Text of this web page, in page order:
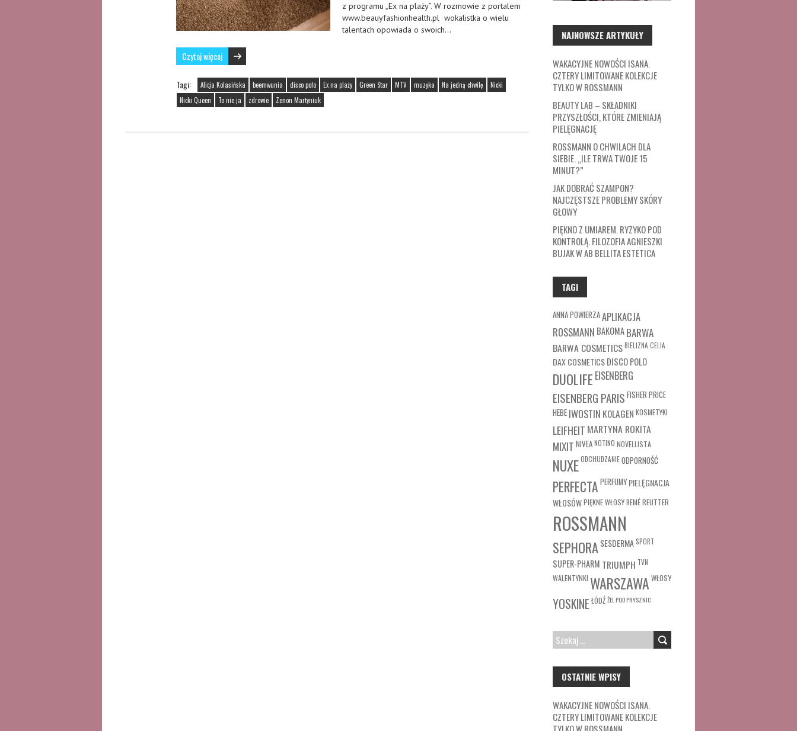
z programu „Ex na plaży”. W rozmowie z portalem
www.beauyfashionhealth.pl wokalistka o wielu
talentach opowiada o swoich…
Czytaj więcej
Tagi: Alicja Kolasińska beemwunia disco polo Ex na plaży Green Star MTV muzyka Na jedną chwilę
Nicki
Nicki Queen
To nie ja zdrowie Zenon Martyniuk
NAJNOWSZE ARTYKUŁY
WAKACYJNE NOWOŚCI ISANA.
CZTERY LIMITOWANE KOLEKCJE
TYLKO W ROSSMANN
BEAUTY LAB – SKŁADNIKI
PRZYSZŁOŚCI, KTÓRE ZMIENIAJĄ
PIELĘGNACJĘ
ROSSMANN O CHWILACH DLA
SIEBIE. „ILE TRWA TWOJE 15
MINUT?”
JAK DOBRAĆ SZAMPON?
NAJCZĘSTSZE PROBLEMY SKÓRY
GŁOWY
PIĘKNO Z UMIAREM. RYZYKO POD
KONTROLĄ. FILOZOFIA AGNIESZKI
BUJAK W AB BELLITA ESTETICA
TAGI
ANNA POWIERZAAPLIKACJA
ROSSMANN BAKOMABARWA
BARWA COSMETICSBIELIZNA CELIA
DAX COSMETICSDISCO POLO
DUOLIFE EISENBERG
EISENBERG PARIS FISHER PRICE
HEBE IWOSTIN KOLAGEN KOSMETYKI
LEIFHEIT MARTYNA ROKITA
MIXIT NIVEANOTINO NOVELLISTA
NUXEODCHUDZANIEODPORNOŚĆ
PERFECTA PERFUMY PIELĘGNACJA
WŁOSÓWPIĘKNE WŁOSYREMÉREUTTER
ROSSMANN
SEPHORASESDERMA SPORT
SUPER-PHARM TRIUMPH TVN
WALENTYNKI WARSZAWA WŁOSY
YOSKINE ŁÓDŹŻEL POD PRYSZNIC
SZUKAJ:
OSTATNIE WPISY
WAKACYJNE NOWOŚCI ISANA.
CZTERY LIMITOWANE KOLEKCJE